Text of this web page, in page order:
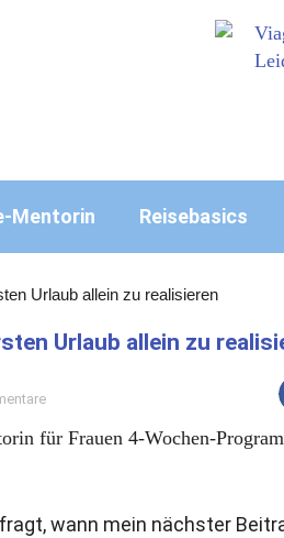
Mentorin Reisebasics
Urlaub allein zu realisieren
Urlaub allein zu
wann mein nächster